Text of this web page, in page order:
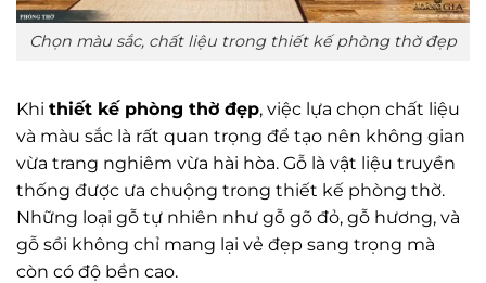
Chọn màu sắc, chất liệu trong thiết kế phòng thờ đẹp
Khi thiết kế phòng thờ đẹp, việc lựa chọn chất liệu
và màu sắc là rất quan trọng để tạo nên không gian
vừa trang nghiêm vừa hài hòa. Gỗ là vật liệu truyền
thống được ưa chuộng trong thiết kế phòng thờ.
Những loại gỗ tự nhiên như gỗ gõ đỏ, gỗ hương, và
gỗ sồi không chỉ mang lại vẻ đẹp sang trọng mà
còn có độ bền cao.